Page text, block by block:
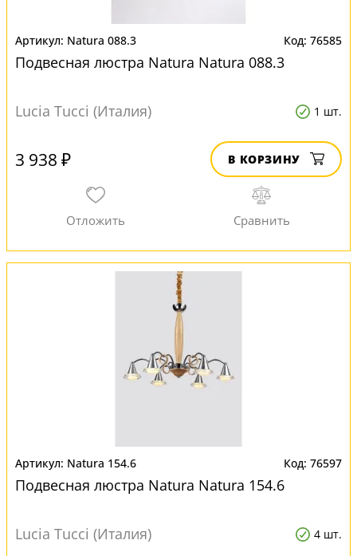
Natura 088.3 76585
Подвесная люстра Natura Natura 088.3
Lucia Tucci (Италия) 1 шт.
3 938 ₽ В КОРЗИНУ
Natura 154.6 76597
Подвесная люстра Natura Natura 154.6
Lucia Tucci (Италия) 4 шт.